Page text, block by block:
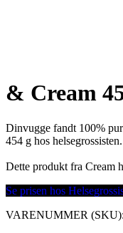
& Cream
Dinvugge fandt 100%
454 g hos
Dette produkt fra Cream
Se prisen hos
VARENUMMER (SKU):